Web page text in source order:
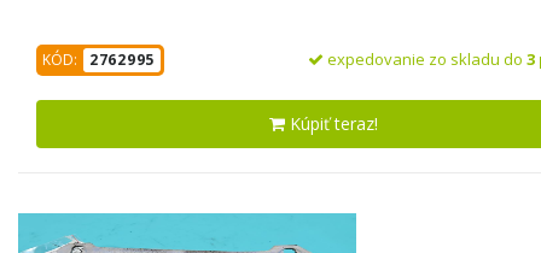
KÓD: 2762995 expedovanie zo skladu do 3
Kúpiť teraz!